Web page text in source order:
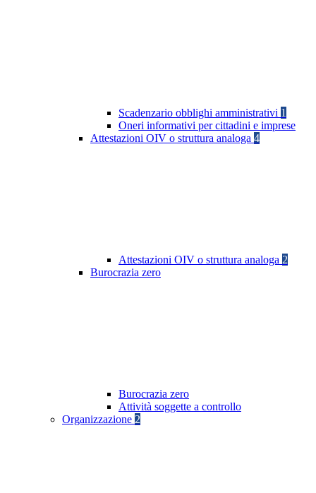
Scadenzario obblighi amministrativi 1
Oneri informativi per cittadini e imprese
Attestazioni OIV o struttura analoga 4
Attestazioni OIV o struttura analoga 2
Burocrazia zero
Burocrazia zero
Attività soggette a controllo
Organizzazione 2